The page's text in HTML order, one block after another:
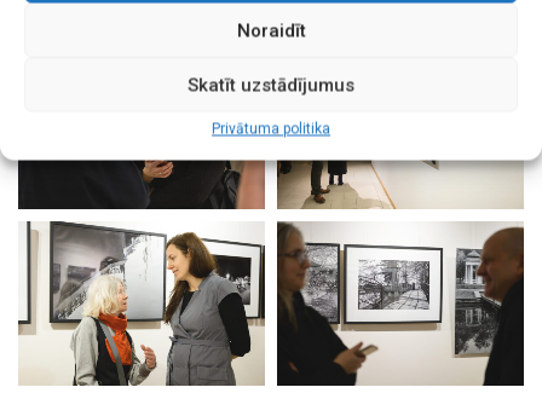
Noraidīt
Skatīt uzstādījumus
Privātuma politika